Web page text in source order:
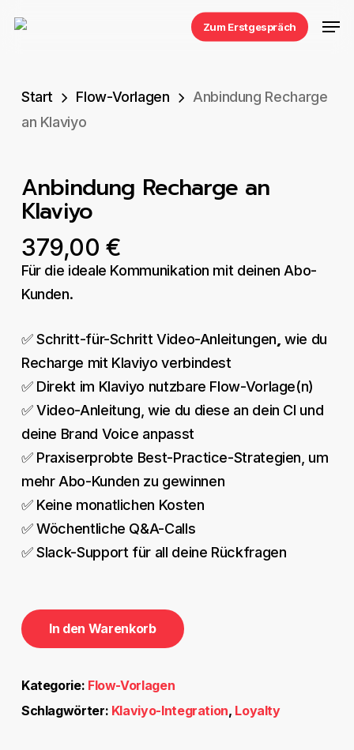
Zum Erstgespräch
Start Flow-Vorlagen
Anbindung Recharge
an Klaviyo
Anbindung Recharge an
Klaviyo
379,00€
Für die ideale Kommunikation mit deinen Abo-
Kunden.
✅ Schritt-für-Schritt Video-Anleitungen, wie du
Recharge mit Klaviyo verbindest
✅ Direkt im Klaviyo nutzbare Flow-Vorlage(n)
✅ Video-Anleitung, wie du diese an dein CI und
deine Brand Voice anpasst
✅ Praxiserprobte Best-Practice-Strategien, um
mehr Abo-Kunden zu gewinnen
✅ Keine monatlichen Kosten
✅ Wöchentliche Q&A-Calls
✅ Slack-Support für all deine Rückfragen
In den Warenkorb
Kategorie: Flow-Vorlagen
Schlagwörter: Klaviyo-Integration, Loyalty